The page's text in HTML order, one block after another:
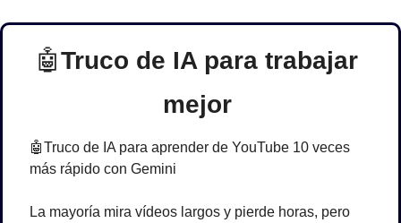
🤖Truco de IA para trabajar
mejor
🤖Truco de IA para aprender de YouTube 10 veces
más rápido con Gemini
La mayoría mira vídeos largos y pierde horas, pero